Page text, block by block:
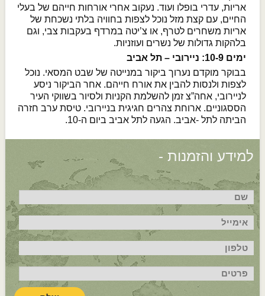
אריות, עדרי בופלו ועוד. נעקוב אחרי אורחות חייהם של בעלי
החיים, עם קצת מזל נוכל לצפות בחוויה בלתי נשכחת של
אריות משחרים לטרף, או צ’יטה במרדף בעקבות צבי, וגם
בלהקות גדולות של נשרים ועוזניות.
ימים 10-9: ניירובי – תל אביב
בבוקר מוקדם נערוך ביקור במנייטה של שבט המסאי. נוכל
לצפות ולנסות להבין את אורח חייהם. אחר הביקור ניסע
לניירובי, אחה”צ זמן להשלמת הקניות ולסיור בשווקי העיר
הססגוניים. ארוחת צהרים חגיגית בניירובי. טיסת ערב חזרה
הביתה לתל -אביב. הגעה לתל אביב ביום ה-10.
למידע והזמנות -